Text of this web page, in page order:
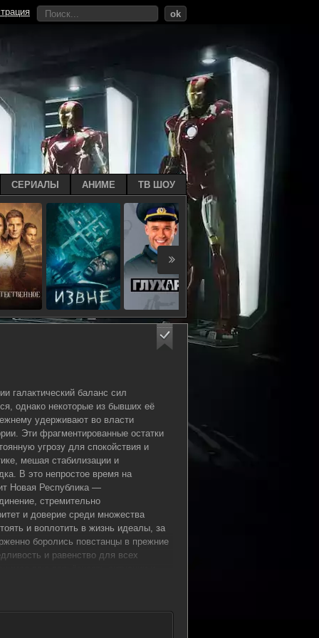
галактический баланс сил
однако некоторые из бывших её
удерживают во власти
Эти фрагментированные остатки
угрозу для спокойствия и
мешая стабилизации и
В это непростое время на
Новая Республика —
стремительно
и доверие среди множества
и воплотить в жизнь идеалы, за
боролись повстанцы в прежние
и равенство для всех
действий, лидеры Новой
к помощи опытных и
них особое место занимает
ok
СЕРИАЛЫ АНИМЕ ТВ ШОУ